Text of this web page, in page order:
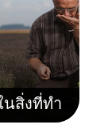
นสิ่งที่ทำ